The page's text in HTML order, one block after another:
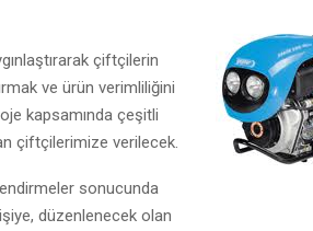
çiftçilerin
ve ürün verimliliğini
kapsamında çeşitli
çiftçilerimize verilecek.
sonucunda
düzenlenecek olan